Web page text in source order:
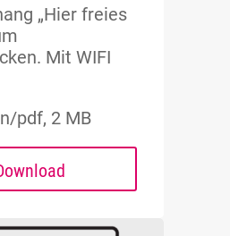
„Hier freies
Mit WIFI
pdf, 2 MB